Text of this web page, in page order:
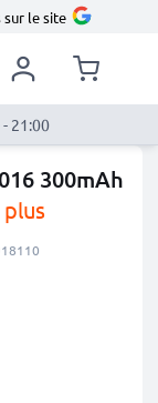
le site
21:00
300mAh
plus